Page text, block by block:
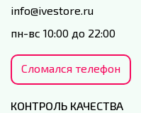
info@ivestore.ru
пн-вс 10:00 до 22:00
Сломался телефон
КОНТРОЛЬ КАЧЕСТВА